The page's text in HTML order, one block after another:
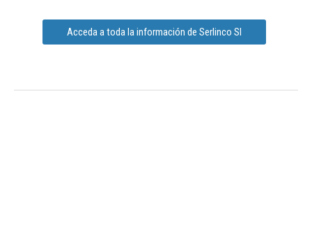
Acceda a toda la información de Serlinco Sl